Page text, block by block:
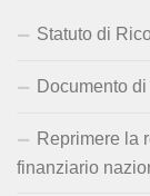
Statuto di
Documento
Reprimere la
finanziario